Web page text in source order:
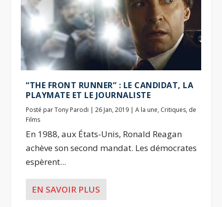
“THE FRONT RUNNER” : LE CANDIDAT, LA
PLAYMATE ET LE JOURNALISTE
Posté parTony Parodi |26 Jan, 2019 |A la une, Critiques, de
Films
En 1988, aux États-Unis, Ronald Reagan
achève son second mandat. Les démocrates
espèrent...
EN SAVOIR PLUS